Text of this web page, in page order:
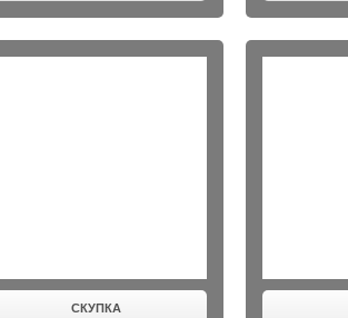
СКУПКА